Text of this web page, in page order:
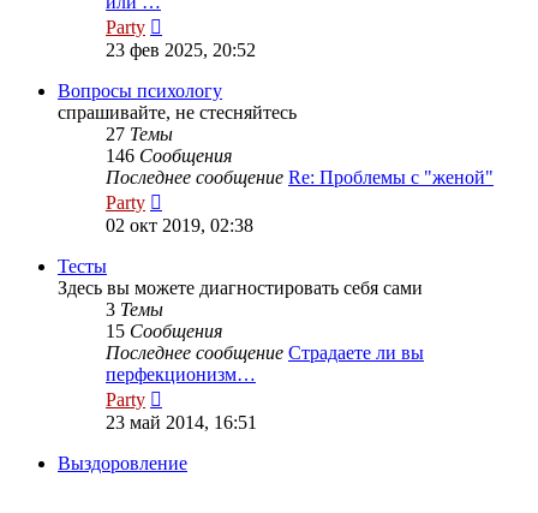
Party
к
последнему
сообщению
23 фев 2025, 20:52
Вопросы психологу
спрашивайте, не стесняйтесь
27 Темы
146 Сообщения
Последнее сообщение Re: Проблемы с "женой"
Party
к
последнему
02 окт 2019, 02:38
Тесты
Здесь вы можете диагностировать себя сами
3 Темы
15 Сообщения
Последнее сообщение Страдаете ли вы
перфекционизм…
Party
к
последнему
сообщению
23 май 2014, 16:51
Выздоровление